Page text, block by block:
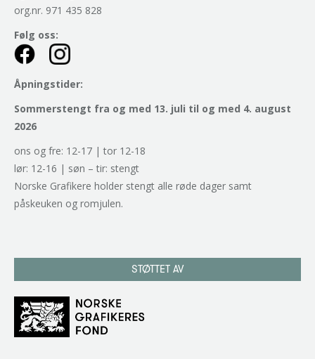
org.nr. 971 435 828
Følg oss:
Åpningstider:
Sommerstengt fra og med 13. juli til og med 4. august
2026
ons og fre: 12-17 | tor 12-18
lør: 12-16 | søn – tir: stengt
Norske Grafikere holder stengt alle røde dager samt
påskeuken og romjulen.
STØTTET AV